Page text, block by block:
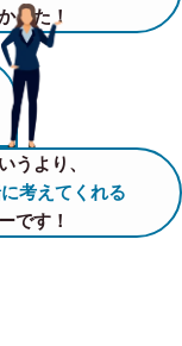
った！
うより、
考えてくれる
です！